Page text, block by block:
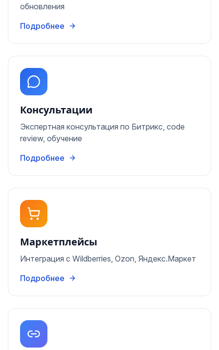
обновления
Подробнее
Консультации
Экспертная консультация по Битрикс, code
review, обучение
Подробнее
Маркетплейсы
Интеграция с Wildberries, Ozon, Яндекс.Маркет
Подробнее